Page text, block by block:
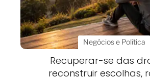
Negócios e Política
Recuperar-se das
reconstruir escolhas,